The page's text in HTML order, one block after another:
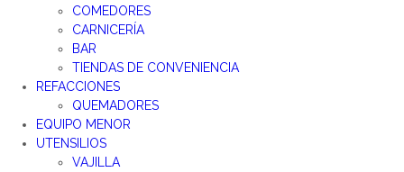
COMEDORES
CARNICERÍA
BAR
TIENDAS DE CONVENIENCIA
REFACCIONES
QUEMADORES
EQUIPO MENOR
UTENSILIOS
VAJILLA